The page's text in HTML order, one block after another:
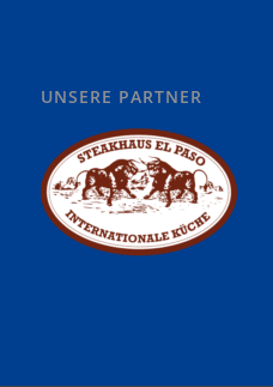
UNSERE PARTNER